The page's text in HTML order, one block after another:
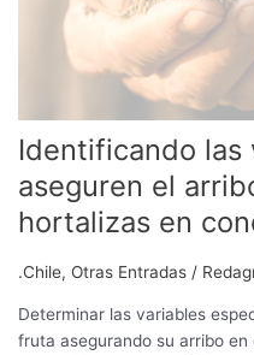
Identificando las
aseguren el
hortalizas en
.Chile, Otras Entradas /
Determinar las variables
fruta asegurando su arribo
hortalizas
condiciones